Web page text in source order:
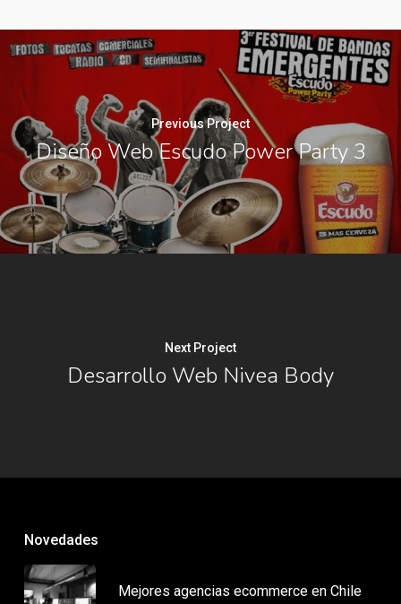
Previous Project
Diseño Web Escudo Power Party 3
Next Project
Desarrollo Web Nivea Body
Novedades
Mejores agencias ecommerce en Chile